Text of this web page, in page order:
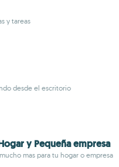
y tareas
desde el escritorio
y Pequeña empresa
mas para tu hogar o empresa